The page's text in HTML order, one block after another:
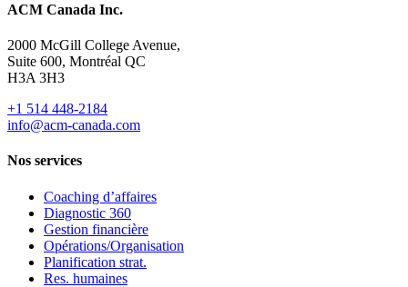
ACM Canada Inc.
2000 McGill College Avenue,
Suite 600, Montréal QC
H3A 3H3
+1 514 448-2184
info@acm-canada.com
Nos services
Coaching d’affaires
Diagnostic 360
Gestion financière
Opérations/Organisation
Planification strat.
Res. humaines